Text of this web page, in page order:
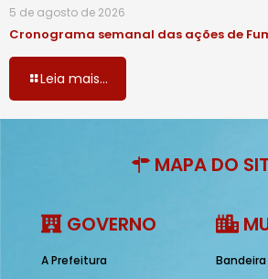
5 de agosto de 2026
Cronograma semanal das ações de
Leia mais...
MAPA DO
GOVERNO
A Prefeitura
Bandeira